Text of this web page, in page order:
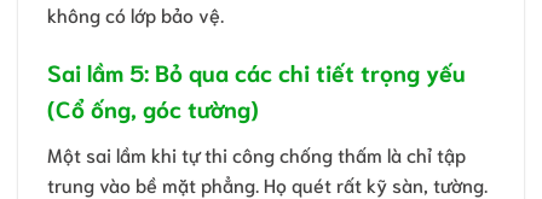
không có lớp bảo vệ.
Sai lầm 5: Bỏ qua các chi tiết trọng yếu
(Cổ ống, góc tường)
Một sai lầm khi tự thi công chống thấm là chỉ tập
trung vào bề mặt phẳng. Họ quét rất kỹ sàn, tường.